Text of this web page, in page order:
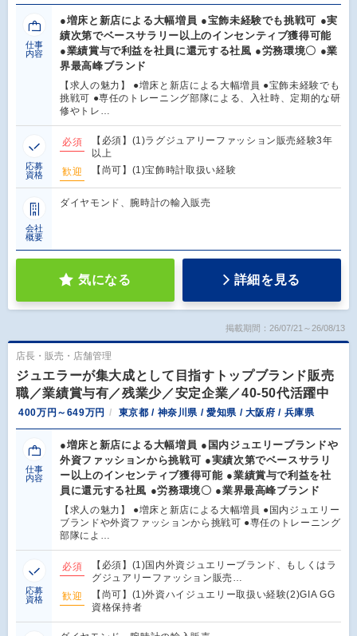
仕事
内容
●増床と新店による大幅増員 ●宝飾未経験でも挑戦可 ●実
績次第でベースサラリー以上のインセンティブ獲得可能
●業績賞与で利益を社員に還元する社風 ●労務環境〇 ●業
界最高峰ブランド
【求人の魅力】 ●増床と新店による大幅増員 ●宝飾未経験でも
挑戦可 ●専任のトレーニング部隊による、入社時、定期的な研
修やトレ…
応募
資格
必須
【必須】(1)ラグジュアリーファッション販売経験3年
以上
歓迎
【尚可】(1)宝飾時計取扱い経験
会社
概要
ダイヤモンド、腕時計の輸入販売
気になる 詳細を見る
掲載期間：26/07/21～26/08/13
店長・販売・店舗管理
ジュエラーが集大成として目指すトップブランド販売
職／業績賞与有／残業少／安定企業／40-50代活躍中
400万円～649万円 東京都 / 神奈川県 / 愛知県 / 大阪府 / 兵庫県
仕事
内容
●増床と新店による大幅増員 ●国内ジュエリーブランドや
外資ファッションから挑戦可 ●実績次第でベースサラリ
ー以上のインセンティブ獲得可能 ●業績賞与で利益を社
員に還元する社風 ●労務環境〇 ●業界最高峰ブランド
【求人の魅力】 ●増床と新店による大幅増員 ●国内ジュエリー
ブランドや外資ファッションから挑戦可 ●専任のトレーニング
部隊によ…
応募
資格
必須
【必須】(1)国内外資ジュエリーブランド、もしくはラ
グジュアリーファッション販売…
歓迎
【尚可】(1)外資ハイジュエリー取扱い経験(2)GIA GG
資格保持者